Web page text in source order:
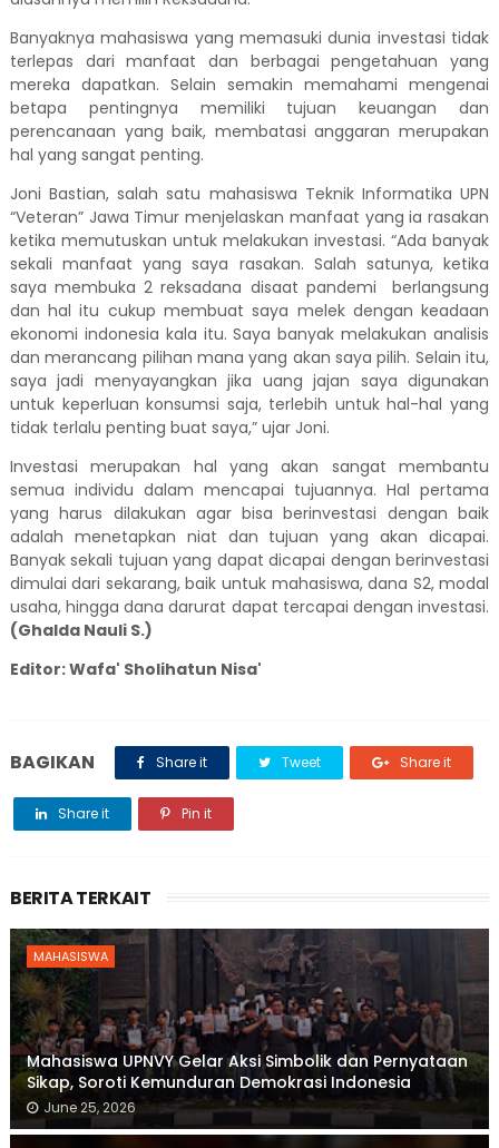
Banyaknya mahasiswa yang memasuki dunia investasi tidak
terlepas dari manfaat dan berbagai pengetahuan yang
mereka dapatkan. Selain semakin memahami mengenai
betapa pentingnya memiliki tujuan keuangan dan
perencanaan yang baik, membatasi anggaran merupakan
hal yang sangat penting.
Joni Bastian, salah satu mahasiswa Teknik Informatika UPN
“Veteran” Jawa Timur menjelaskan manfaat yang ia rasakan
ketika memutuskan untuk melakukan investasi. “Ada banyak
sekali manfaat yang saya rasakan. Salah satunya, ketika
saya membuka 2 reksadana disaat pandemi
berlangsung
dan hal itu cukup membuat saya melek dengan keadaan
ekonomi indonesia kala itu. Saya banyak melakukan analisis
dan merancang pilihan mana yang akan saya pilih. Selain itu,
saya jadi menyayangkan jika uang jajan saya digunakan
untuk keperluan konsumsi saja, terlebih untuk hal-hal yang
tidak terlalu penting buat saya,” ujar Joni.
Investasi merupakan hal yang akan sangat membantu
semua individu dalam mencapai tujuannya. Hal pertama
yang harus dilakukan agar bisa berinvestasi dengan baik
adalah menetapkan niat dan tujuan yang akan dicapai.
Banyak sekali tujuan yang dapat dicapai dengan berinvestasi
dimulai dari sekarang, baik untuk mahasiswa, dana S2, modal
usaha, hingga dana darurat dapat tercapai dengan investasi.
(Ghalda Nauli S.)
Editor: Wafa' Sholihatun Nisa'
BAGIKAN Share it Tweet Share it
Share it Pin it
BERITA TERKAIT
MAHASISWA
Mahasiswa UPNVY Gelar Aksi Simbolik dan Pernyataan
Sikap, Soroti Kemunduran Demokrasi Indonesia
June 25, 2026